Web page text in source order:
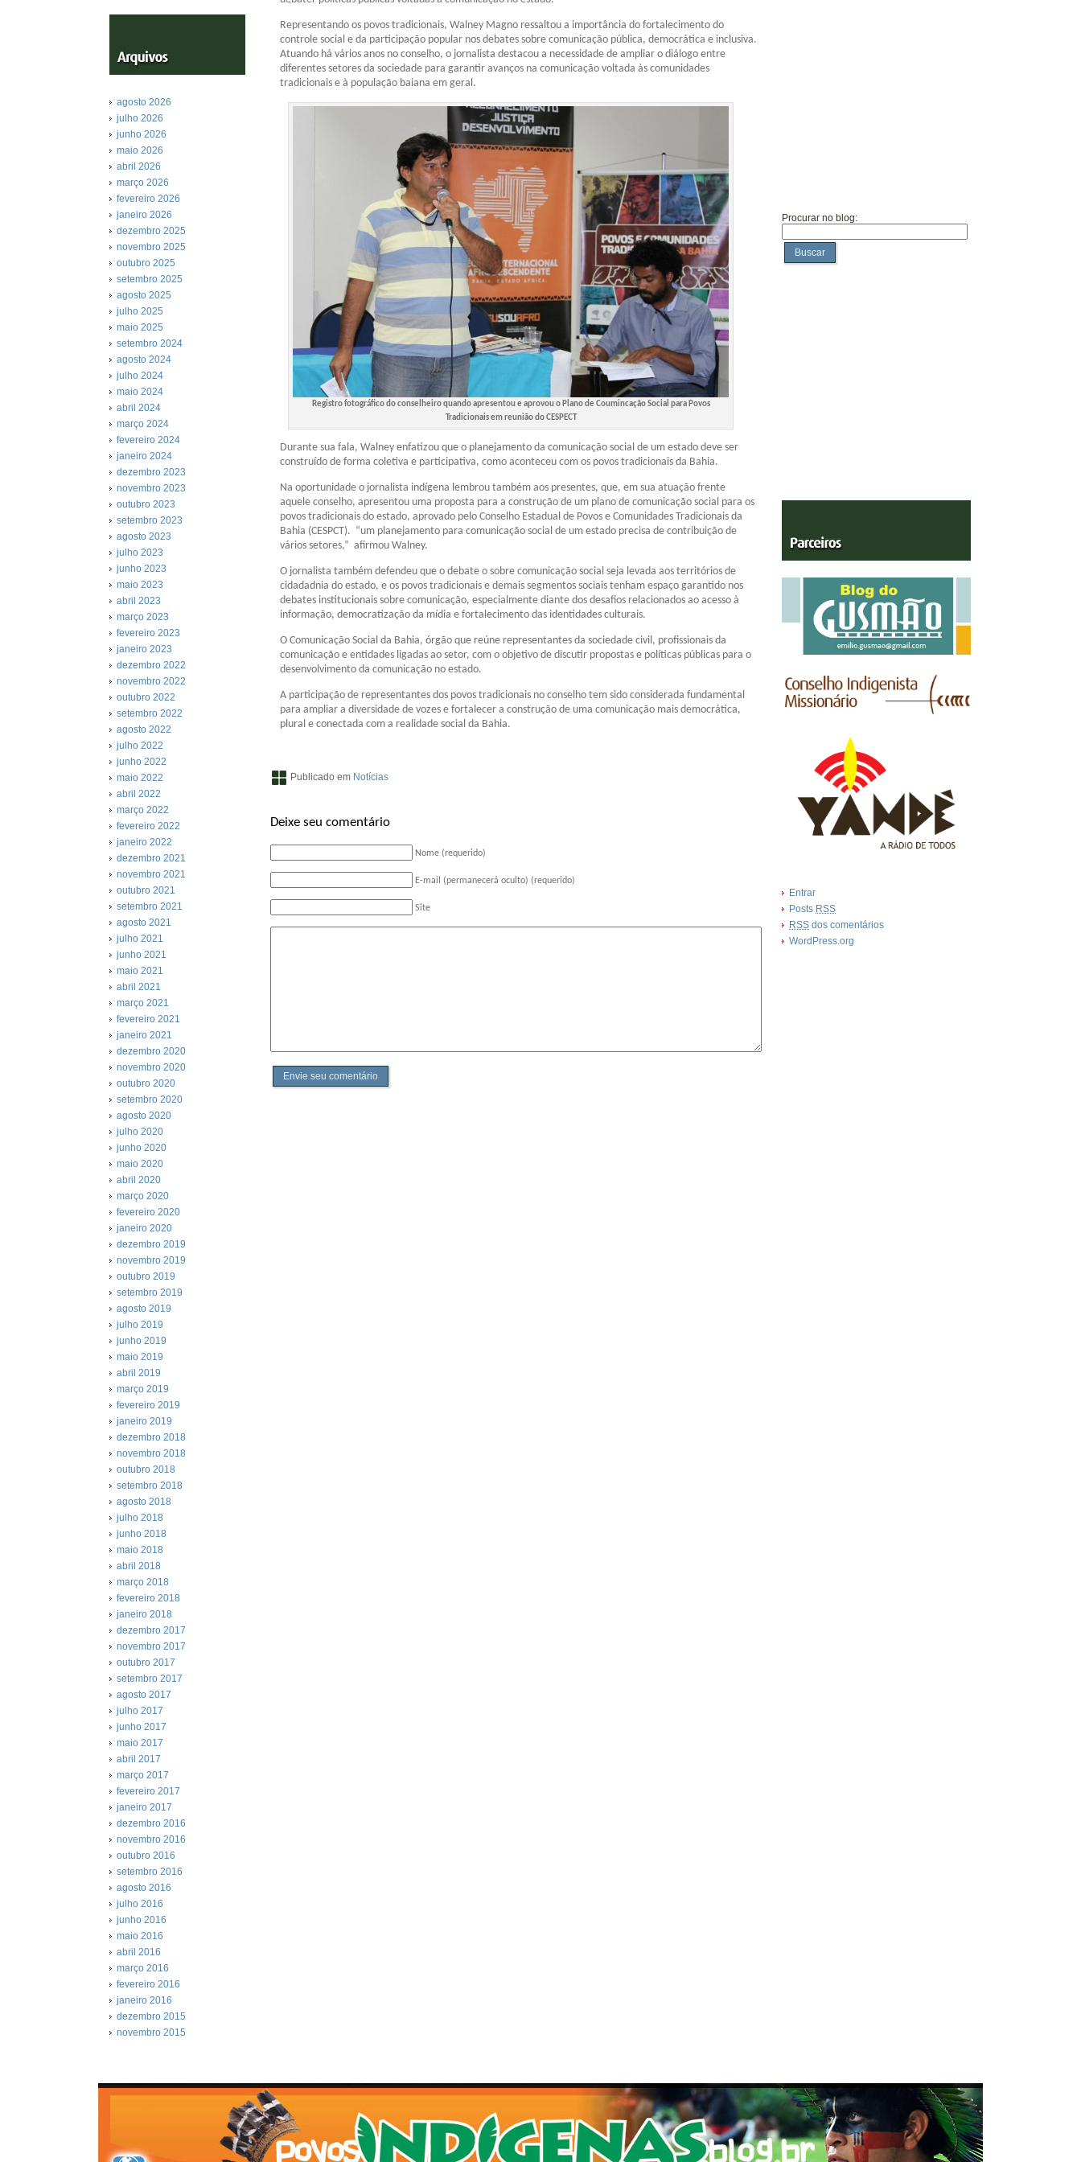
agosto 2026
julho 2026
junho 2026
maio 2026
abril 2026
março 2026
fevereiro 2026
janeiro 2026
dezembro 2025
novembro 2025
outubro 2025
setembro 2025
agosto 2025
julho 2025
maio 2025
setembro 2024
agosto 2024
julho 2024
maio 2024
abril 2024
março 2024
fevereiro 2024
janeiro 2024
dezembro 2023
novembro 2023
outubro 2023
setembro 2023
agosto 2023
julho 2023
junho 2023
maio 2023
abril 2023
março 2023
fevereiro 2023
janeiro 2023
dezembro 2022
novembro 2022
outubro 2022
setembro 2022
agosto 2022
julho 2022
junho 2022
maio 2022
abril 2022
março 2022
fevereiro 2022
janeiro 2022
dezembro 2021
novembro 2021
outubro 2021
setembro 2021
agosto 2021
julho 2021
junho 2021
maio 2021
abril 2021
março 2021
fevereiro 2021
janeiro 2021
dezembro 2020
novembro 2020
outubro 2020
setembro 2020
agosto 2020
julho 2020
junho 2020
maio 2020
abril 2020
março 2020
fevereiro 2020
janeiro 2020
dezembro 2019
novembro 2019
outubro 2019
setembro 2019
agosto 2019
julho 2019
junho 2019
maio 2019
abril 2019
março 2019
fevereiro 2019
janeiro 2019
dezembro 2018
novembro 2018
outubro 2018
setembro 2018
agosto 2018
julho 2018
junho 2018
maio 2018
abril 2018
março 2018
fevereiro 2018
janeiro 2018
dezembro 2017
novembro 2017
outubro 2017
setembro 2017
agosto 2017
julho 2017
junho 2017
maio 2017
abril 2017
março 2017
fevereiro 2017
janeiro 2017
dezembro 2016
novembro 2016
outubro 2016
setembro 2016
agosto 2016
julho 2016
junho 2016
maio 2016
abril 2016
março 2016
fevereiro 2016
janeiro 2016
dezembro 2015
novembro 2015
Representando os povos tradicionais, Walney Magno ressaltou a importância do fortalecimento do
controle social e da participação popular nos debates sobre comunicação pública, democrática e inclusiva.
Atuando há vários anos no conselho, o jornalista destacou a necessidade de ampliar o diálogo entre
diferentes setores da sociedade para garantir avanços na comunicação voltada às comunidades
tradicionais e à população baiana em geral.
Registro fotográfico do conselheiro quando apresentou e aprovou o Plano de Coumincação Social para Povos
Tradicionais em reunião do CESPECT
Durante sua fala, Walney enfatizou que o planejamento da comunicação social de um estado deve ser
construído de forma coletiva e participativa, como aconteceu com os povos tradicionais da Bahia.
Na oportunidade o jornalista indígena lembrou também aos presentes, que, em sua atuação frente
aquele conselho, apresentou uma proposta para a construção de um plano de comunicação social para os
povos tradicionais do estado, aprovado pelo Conselho Estadual de Povos e Comunidades Tradicionais da
Bahia (CESPCT). “um planejamento para comunicação social de um estado precisa de contribuição de
vários setores,” afirmou Walney.
O jornalista também defendeu que o debate o sobre comunicação social seja levada aos territórios de
cidadadnia do estado, e os povos tradicionais e demais segmentos sociais tenham espaço garantido nos
debates institucionais sobre comunicação, especialmente diante dos desafios relacionados ao acesso à
informação, democratização da mídia e fortalecimento das identidades culturais.
O Comunicação Social da Bahia, órgão que reúne representantes da sociedade civil, profissionais da
comunicação e entidades ligadas ao setor, com o objetivo de discutir propostas e políticas públicas para o
desenvolvimento da comunicação no estado.
A participação de representantes dos povos tradicionais no conselho tem sido considerada fundamental
para ampliar a diversidade de vozes e fortalecer a construção de uma comunicação mais democrática,
plural e conectada com a realidade social da Bahia.
Publicado em Notícias
Deixe seu comentário
Nome (requerido)
E-mail (permanecerá oculto) (requerido)
Site
Envie seu comentário
Procurar no blog:
Buscar
Entrar
Posts RSS
RSS dos comentários
WordPress.org